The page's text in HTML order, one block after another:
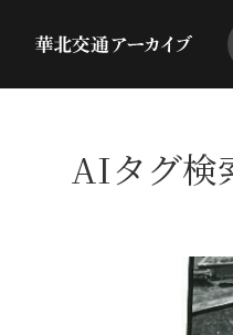
AIタグ検